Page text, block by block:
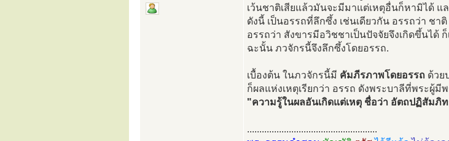
เว้นชาติเสียแล้วมันจะมีมาแต่เหตุอื่นก็หามิได้
ดังนี้ เป็นอรรถที่ลึกซึ้ง เช่นเดียวกัน อรรถว่า ชา
อรรถว่า สังขารมีอวิชชาเป็นปัจจัยจึงเกิดขึ้นได้
ฉะนั้น ภวจักรนี้จึงลึกซึ้งโดยอรรถ.
เบื้องต้น ในภวจักรนี้มี คัมภีรภาพโดยอรรถ ด้วย
ก็ผลแห่งเหตุเรียกว่า อรรถ ดังพระบาลีที่พระผู้มี
"ความรู้ในผลอันเกิดแต่เหตุ ชื่อว่า อัตถปฏิสัมภิ
.....................................................